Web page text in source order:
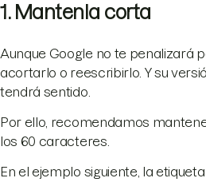
1. Mantenla corta
Aunque Google no te penalizará
acortarlo o reescribirlo. Y su
tendrá sentido.
Por ello, recomendamos
los 60 caracteres.
En el ejemplo siguiente, la